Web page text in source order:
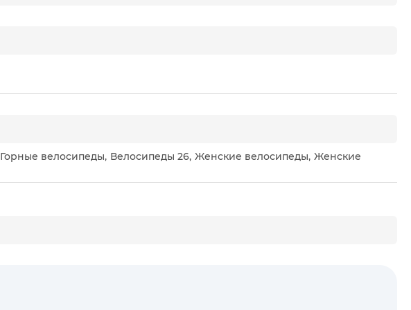
Горные велосипеды, Велосипеды 26, Женские велосипеды, Женские